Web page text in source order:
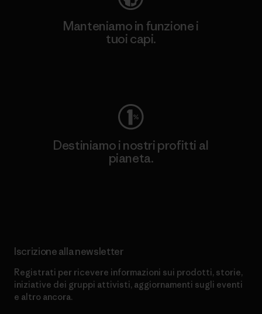
Manteniamo in funzione i
tuoi capi.
Destiniamo i nostri profitti al
pianeta.
Iscrizione alla newsletter
Registrati per ricevere informazioni sui prodotti, storie,
iniziative dei gruppi attivisti, aggiornamenti sugli eventi
e altro ancora.